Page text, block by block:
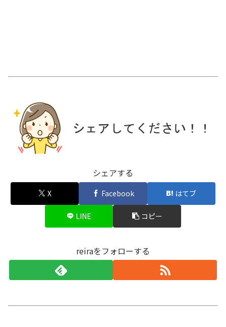
シェアする
X Facebook はてブ
LINE コピー
reiraをフォローする